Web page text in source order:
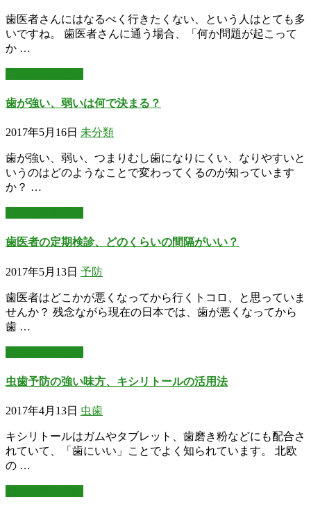
歯医者さんにはなるべく行きたくない、という人はとても多
いですね。 歯医者さんに通う場合、「何か問題が起こって
か …
歯が強い、弱いは何で決まる？
2017年5月16日 未分類
歯が強い、弱い、つまりむし歯になりにくい、なりやすいと
いうのはどのようなことで変わってくるのが知っています
か？ …
歯医者の定期検診、どのくらいの間隔がいい？
2017年5月13日 予防
歯医者はどこかが悪くなってから行くトコロ、と思っていま
せんか？ 残念ながら現在の日本では、歯が悪くなってから
歯 …
虫歯予防の強い味方、キシリトールの活用法
2017年4月13日 虫歯
キシリトールはガムやタブレット、歯磨き粉などにも配合さ
れていて、「歯にいい」ことでよく知られています。 北欧
の …